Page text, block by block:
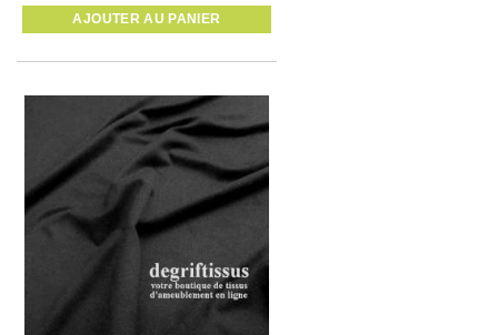
AJOUTER AU PANIER